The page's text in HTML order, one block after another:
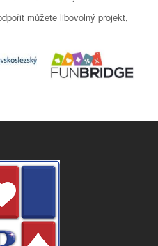
můžete libovolný projekt,